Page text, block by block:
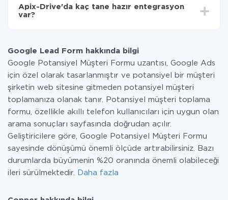
Hizmetimiz aracılığıyla yalnızca bir sisteminizden
diğerine aktarılan veri miktarı için ödeme yaparsınız.
Apix-Drive'da kaç tane hazır entegrasyon
var?
Google Lead Form hakkında bilgi
Google Potansiyel Müşteri Formu uzantısı, Google Ads
için özel olarak tasarlanmıştır ve potansiyel bir müşteri
şirketin web sitesine gitmeden potansiyel müşteri
toplamanıza olanak tanır. Potansiyel müşteri toplama
formu, özellikle akıllı telefon kullanıcıları için uygun olan
arama sonuçları sayfasında doğrudan açılır.
Geliştiricilere göre, Google Potansiyel Müşteri Formu
sayesinde dönüşümü önemli ölçüde artırabilirsiniz. Bazı
durumlarda büyümenin %20 oranında önemli olabileceği
ileri sürülmektedir.
Daha fazla